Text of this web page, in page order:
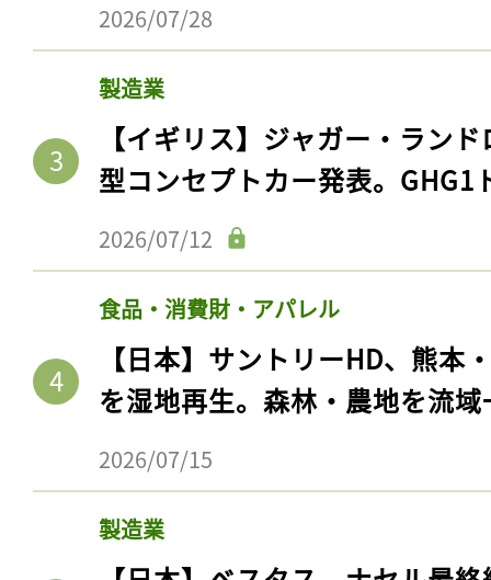
2026/07/28
製造業
【イギリス】ジャガー・ラン
型コンセプトカー発表。GHG1
2026/07/12
食品・消費財・アパレル
【日本】サントリーHD、熊本
を湿地再生。森林・農地を流
2026/07/15
製造業